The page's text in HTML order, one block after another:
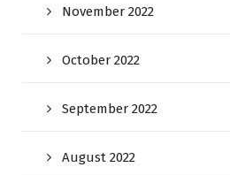
November 2022
October 2022
September 2022
August 2022